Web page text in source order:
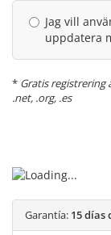
Jag vill
uppdatera
* Gratis registrering
.net, .org, .es
Garantía: 15 días